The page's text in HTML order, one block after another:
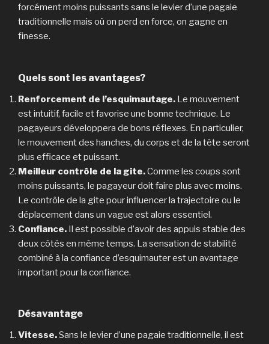
forcément moins puissants sans le levier d’une pagaie
traditionnelle mais où on perd en force, on gagne en
finesse.
Quels sont les avantages?
Renforcement de l’esquimautage. Le mouvement
est intuitif, facile et favorise une bonne technique. Le
pagayeurs développera de bons réflexes. En particulier,
le mouvement des hanches, du corps et de la tête seront
plus efficace et puissant.
Meilleur contrôle de la gite.Comme les coups sont
moins puissants, le pagayeur doit faire plus avec moins.
Le contrôle de la gite pour influencer la trajectoire ou le
déplacement dans un vague est alors essentiel.
Confiance. Il est possible d’avoir des appuis stable des
deux côtés en même temps. La sensation de stabilité
combiné à la confiance d’esquimauter est un avantage
important pour la confiance.
Désavantage
Vitesse.Sans le levier d’une pagaie traditionnelle, il est